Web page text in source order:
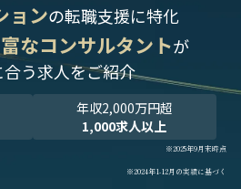
ョンの転職支援に特化
なコンサルタントが
合う求人をご紹介
年収2,000万円超
1,000求人以上
※2025年9月末時点
※2024年1-12月の実績に基づく